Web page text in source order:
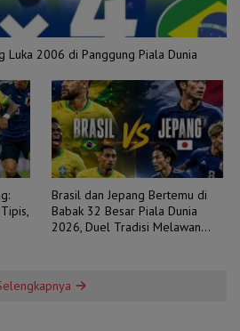
Luka 2006 di Panggung Piala Dunia
Brasil dan Jepang Bertemu di
Babak 32 Besar Piala Dunia
2026, Duel Tradisi Melawan